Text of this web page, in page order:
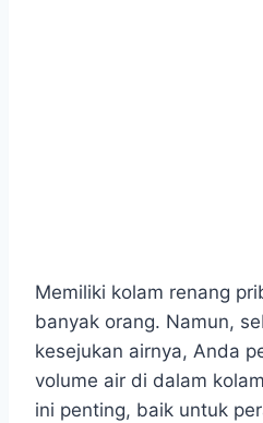
Memiliki kolam renang
banyak orang. Namun,
kesejukan airnya, Anda
volume air di dalam
ini penting, baik untuk